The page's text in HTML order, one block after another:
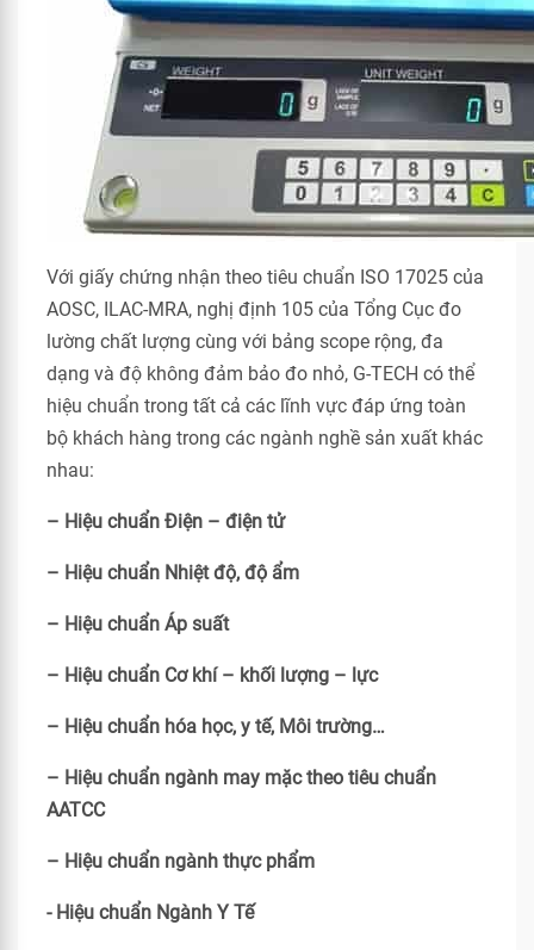
Với giấy chứng nhận theo tiêu chuẩn ISO 17025 của
AOSC, ILAC-MRA, nghị định 105 của Tổng Cục đo
lường chất lượng cùng với bảng scope rộng, đa
dạng và độ không đảm bảo đo nhỏ, G-TECH có thể
hiệu chuẩn trong tất cả các lĩnh vực đáp ứng toàn
bộ khách hàng trong các ngành nghề sản xuất khác
nhau:
– Hiệu chuẩn Điện – điện tử
– Hiệu chuẩn Nhiệt độ, độ ẩm
– Hiệu chuẩn Áp suất
– Hiệu chuẩn Cơ khí – khối lượng – lực
– Hiệu chuẩn hóa học, y tế, Môi trường…
– Hiệu chuẩn ngành may mặc theo tiêu chuẩn
AATCC
– Hiệu chuẩn ngành thực phẩm
- Hiệu chuẩn Ngành Y Tế